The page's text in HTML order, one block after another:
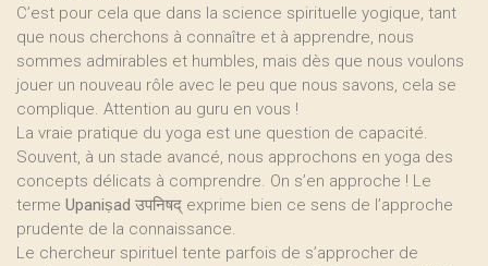
C’est pour cela que dans la science spirituelle yogique, tant
que nous cherchons à connaître et à apprendre, nous
sommes admirables et humbles, mais dès que nous voulons
jouer un nouveau rôle avec le peu que nous savons, cela se
complique. Attention au guru en vous !
La vraie pratique du yoga est une question de capacité.
Souvent, à un stade avancé, nous approchons en yoga des
concepts délicats à comprendre. On s’en approche ! Le
terme Upaniṣad उपनिषद् exprime bien ce sens de l’approche
prudente de la connaissance.
Le chercheur spirituel tente parfois de s’approcher de